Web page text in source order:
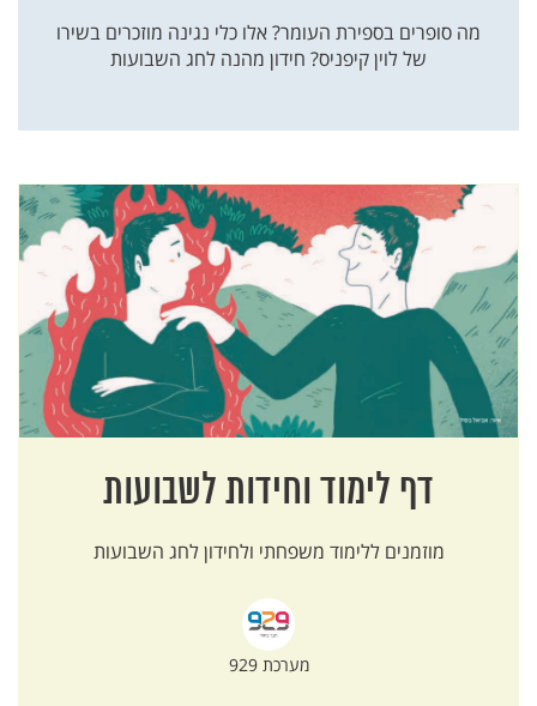
מה סופרים בספירת העומר? אלו כלי נגינה מוזכרים בשירו
של לוין קיפניס? חידון מהנה לחג השבועות
דף לימוד וחידות לשבועות
מוזמנים ללימוד משפחתי ולחידון לחג השבועות
מערכת 929